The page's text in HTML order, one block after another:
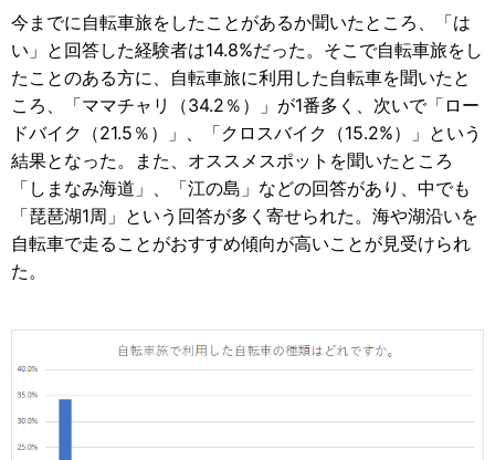
今までに自転車旅をしたことがあるか聞いたところ、「は
い」と回答した経験者は14.8%だった。そこで自転車旅をし
たことのある方に、自転車旅に利用した自転車を聞いたと
ころ、「ママチャリ（34.2％）」が1番多く、次いで「ロー
ドバイク（21.5％）」、「クロスバイク（15.2%）」という
結果となった。また、オススメスポットを聞いたところ
「しまなみ海道」、「江の島」などの回答があり、中でも
「琵琶湖1周」という回答が多く寄せられた。海や湖沿いを
自転車で走ることがおすすめ傾向が高いことが見受けられ
た。